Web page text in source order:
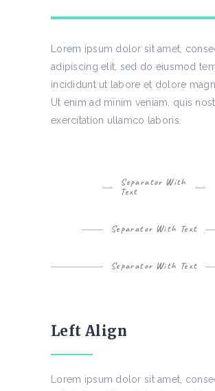
Lorem ipsum dolor sit amet,
adipiscing elit, sed do eiusmod
incididunt ut labore et dolore
Ut enim ad minim veniam, quis
exercitation ullamco laboris.
Separator With
Text
Separator With Text
Separator With Text
Left Align
Lorem ipsum dolor sit amet,